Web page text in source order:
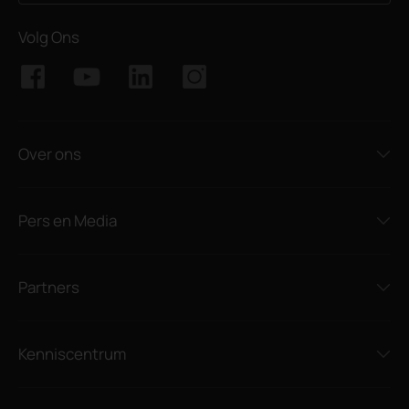
Volg Ons
Over ons
Pers en Media
Partners
Kenniscentrum